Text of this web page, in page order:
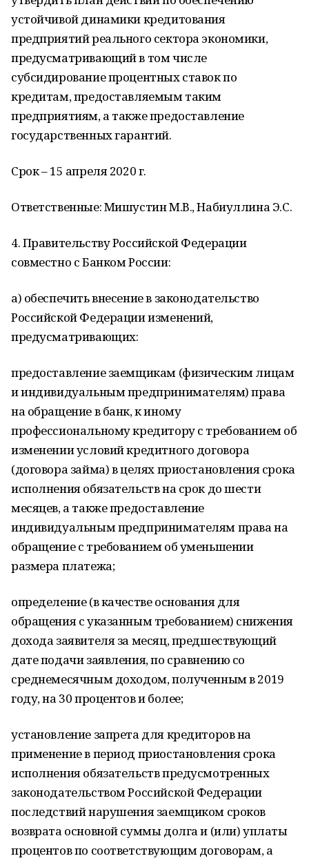
устойчивой динамики кредитования
предприятий реального сектора экономики,
предусматривающий в том числе
субсидирование процентных ставок по
кредитам, предоставляемым таким
предприятиям, а также предоставление
государственных гарантий.
Срок – 15 апреля 2020 г.
Ответственные: Мишустин М.В., Набиуллина Э.С.
4. Правительству Российской Федерации
совместно с Банком России:
а) обеспечить внесение в законодательство
Российской Федерации изменений,
предусматривающих:
предоставление заемщикам (физическим лицам
и индивидуальным предпринимателям) права
на обращение в банк, к иному
профессиональному кредитору с требованием об
изменении условий кредитного договора
(договора займа) в целях приостановления срока
исполнения обязательств на срок до шести
месяцев, а также предоставление
индивидуальным предпринимателям права на
обращение с требованием об уменьшении
размера платежа;
определение (в качестве основания для
обращения с указанным требованием) снижения
дохода заявителя за месяц, предшествующий
дате подачи заявления, по сравнению со
среднемесячным доходом, полученным в 2019
году, на 30 процентов и более;
установление запрета для кредиторов на
применение в период приостановления срока
исполнения обязательств предусмотренных
законодательством Российской Федерации
последствий нарушения заемщиком сроков
возврата основной суммы долга и (или) уплаты
процентов по соответствующим договорам, а